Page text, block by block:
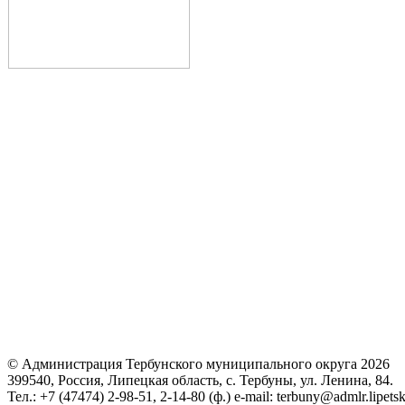
© Администрация Тербунского муниципального округа 2026
399540, Россия, Липецкая область, с. Тербуны, ул. Ленина, 84.
Тел.: +7 (47474) 2-98-51, 2-14-80 (ф.) e-mail: